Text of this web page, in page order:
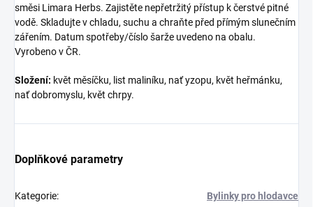
směsi Limara Herbs. Zajistěte nepřetržitý přístup k čerstvé pitné
vodě. Skladujte v chladu, suchu a chraňte před přímým slunečním
zářením. Datum spotřeby/číslo šarže uvedeno na obalu.
Vyrobeno v ČR.
Složení: květ měsíčku, list maliníku, nať yzopu, květ heřmánku,
nať dobromyslu, květ chrpy.
Doplňkové parametry
Kategorie: Bylinky pro hlodavce